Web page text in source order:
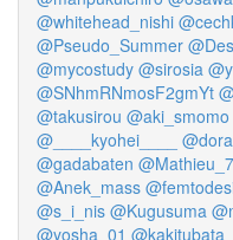
@whitehead_nishi
@Pseudo_Summer
@mycostudy @sirosia
@SNhmRNmosF2gmYt
@takusirou @aki_smomo
@____kyohei____
@gadabaten
@Anek_mass
@s_i_nis @Kugusuma
@yosha_01